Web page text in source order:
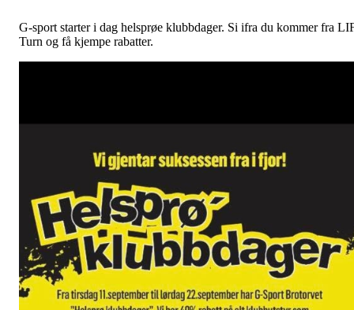
G-sport starter i dag helsprøe klubbdager. Si ifra du kommer fra
Turn og få kjempe rabatter.